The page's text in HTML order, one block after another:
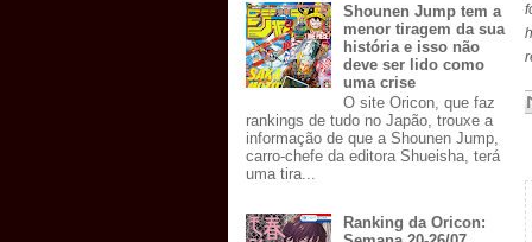
Shounen Jump tem a
menor tiragem da sua
história e isso não
deve ser lido como
uma crise
O site Oricon, que faz
rankings de tudo no Japão, trouxe a
informação de que a Shounen Jump,
carro-chefe da editora Shueisha, terá
uma tira...
Ranking da Oricon: